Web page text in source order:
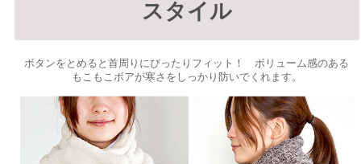
スタイル
ボタンをとめると首周りにぴったりフィット！ ボリューム感のある
もこもこボアが寒さをしっかり防いでくれます。